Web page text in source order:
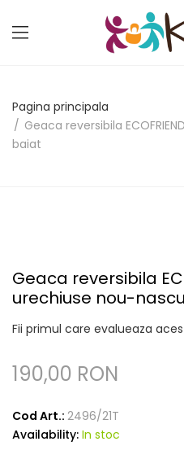
Pagina principala
Geaca reversibila
baiat
Geaca reversibila
urechiuse nou-
Fii primul care evalueaza
190,00 RON
Cod Art.: 2496/21T
Availability: In stoc